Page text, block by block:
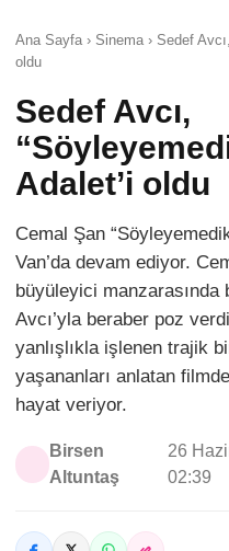
Ana Sayfa › Sinema › Sedef
oldu
Sedef Avcı,
Adalet’i oldu
Cemal Şan
Van’da devam ediyor.
büyüleyici
Avcı’yla beraber poz
yanlışlıkla işlenen trajik
yaşananları anlatan
hayat veriyor.
Birsen
Altuntaş
26
02:39